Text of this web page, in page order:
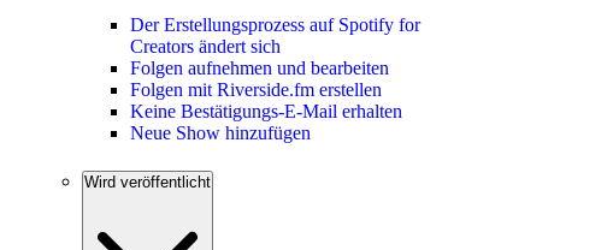
Der Erstellungsprozess auf Spotify for
Creators ändert sich
Folgen aufnehmen und bearbeiten
Folgen mit Riverside.fm erstellen
Keine Bestätigungs-E-Mail erhalten
Neue Show hinzufügen
Wird veröffentlicht